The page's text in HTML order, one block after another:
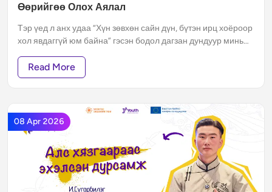
Өөрийгөө Олох Аялал
Тэр үед л анх удаа “Хүн зөвхөн сайн дүн, бүтэн ирц хоёроор
хол явдаггүй юм байна” гэсэн бодол дагзан дундуур минь
минь хүргэсэн юм.
Read More
08 Apr 2026